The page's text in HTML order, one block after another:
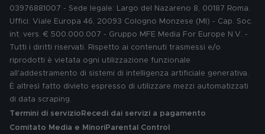
03976881007 - Sede legale: Largo del Nazareno 8, 00187 Roma.
Uffici: Viale Europa 46, 20093 Cologno Monzese (MI) - Cap. Soc.
int. vers. € 500.000.007 - Gruppo MFE Media For Europe N.V. -
Tutti i diritti riservati. Rispetto ai contenuti trasmessi e/o
riprodotti è vietata ogni utilizzazione funzionale
all'addestramento di sistemi di intelligenza artificiale generativa.
È altresì fatto divieto espresso di utilizzare mezzi automatizzati
di data scraping.
Termini di servizio Recedi dai servizi a pagamento
Comitato Media e MinoriParental Control